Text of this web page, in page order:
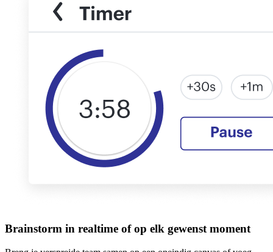
Brainstorm in realtime of op elk gewenst moment